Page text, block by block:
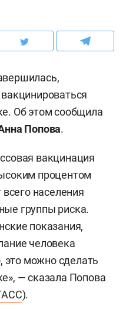
Об этом сообщила
Попова.
вакцинация
процентом
населения
группы риска.
показания,
человека
это можно сделать
— сказала Попова
).